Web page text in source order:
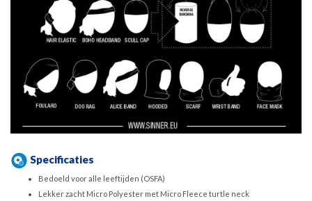
Specificaties
Bedoeld voor alle leeftijden (OSFA)
Lekker zacht Micro Polyester met Micro Fleece turtle neck